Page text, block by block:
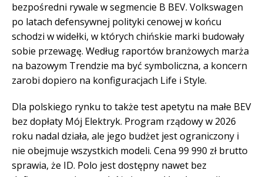
bezpośredni rywale w segmencie B BEV. Volkswagen
po latach defensywnej polityki cenowej w końcu
schodzi w widełki, w których chińskie marki budowały
sobie przewagę. Według raportów branżowych marża
na bazowym Trendzie ma być symboliczna, a koncern
zarobi dopiero na konfiguracjach Life i Style.
Dla polskiego rynku to także test apetytu na małe BEV
bez dopłaty Mój Elektryk. Program rządowy w 2026
roku nadal działa, ale jego budżet jest ograniczony i
nie obejmuje wszystkich modeli. Cena 99 990 zł brutto
sprawia, że ID. Polo jest dostępny nawet bez